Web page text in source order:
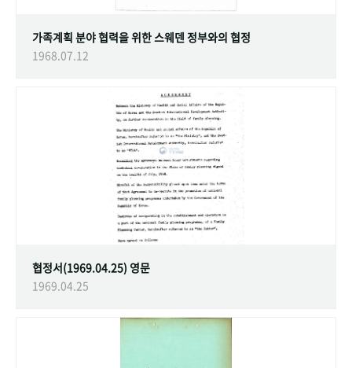
가족계획 분야 협력을 위한 스웨덴 정부와의 협정
1968.07.12
협정서(1969.04.25) 영문
1969.04.25